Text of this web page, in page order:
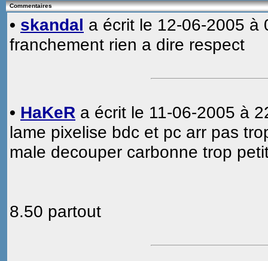
Commentaires
• skandal a écrit le 12-06-2005 à
franchement rien a dire respect
• HaKeR a écrit le 11-06-2005 à
lame pixelise bdc et pc arr pas
male decouper carbonne trop
8.50 partout